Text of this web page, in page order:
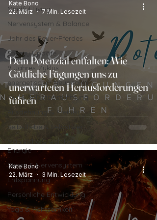
Mindful Living
Nervensystem & Balance
Jahr des Feuer-Pferdes
Energy Update
9-Jahres-Zyklus
energetischer Neubeginn
Mut & Selbstbestimmung
Ausdehnung & Freiheit
Selbstliebe & Selbstwert
Männliche & weibliche
Energie
Stress & Nervensystem
Entspannung
Persönliche Entwicklung
Yoga & Achtsamkeit
Dein Potenzial entfalten: Wie
Göttliche Fügungen uns zu
unerwarteten Herausforderungen
führen
Kate Bono
22. März
7 Min. Lesezeit
Kate Bono
22. März
3 Min. Lesezeit